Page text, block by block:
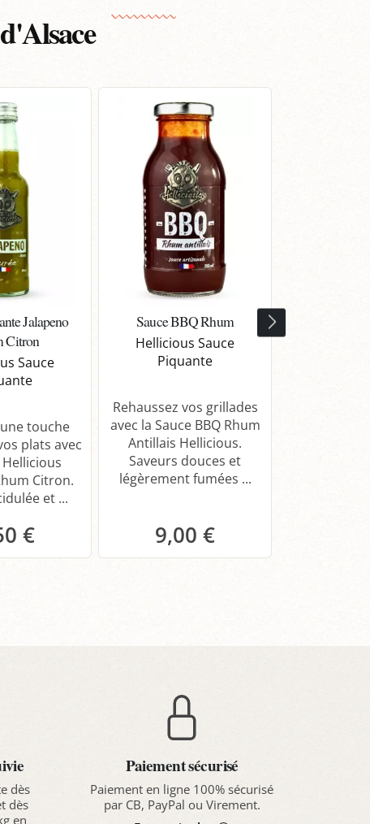
Jalapeno
Citron
Sauce
touche
plats avec
Hellicious
Citron.
et ...
€
Sauce BBQ Rhum
Hellicious Sauce
Piquante
Rehaussez vos grillades
avec la Sauce BBQ Rhum
Antillais Hellicious.
Saveurs douces et
légèrement fumées ...
9,00 €
dès
dès
en
Paiement sécurisé
Paiement en ligne 100% sécurisé
par CB, PayPal ou Virement.